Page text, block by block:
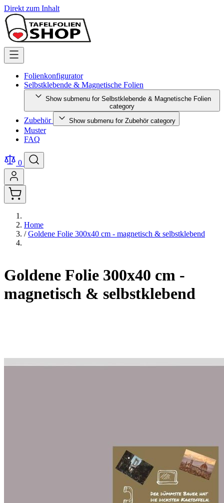
Direkt zum Inhalt
Folienkonfigurator
Selbstklebende & Magnetische Folien
Show submenu for Selbstklebende & Magnetische Folien
category
Zubehör Show submenu for Zubehör category
Muster
FAQ
0
Home
/ Goldene Folie 300x40 cm - magnetisch & selbstklebend
Goldene Folie 300x40 cm -
magnetisch & selbstklebend